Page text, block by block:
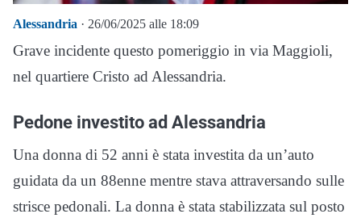
Alessandria · 26/06/2025 alle 18:09
Grave incidente questo pomeriggio in via Maggioli,
nel quartiere Cristo ad Alessandria.
Pedone investito ad Alessandria
Una donna di 52 anni è stata investita da un’auto
guidata da un 88enne mentre stava attraversando sulle
strisce pedonali. La donna è stata stabilizzata sul posto